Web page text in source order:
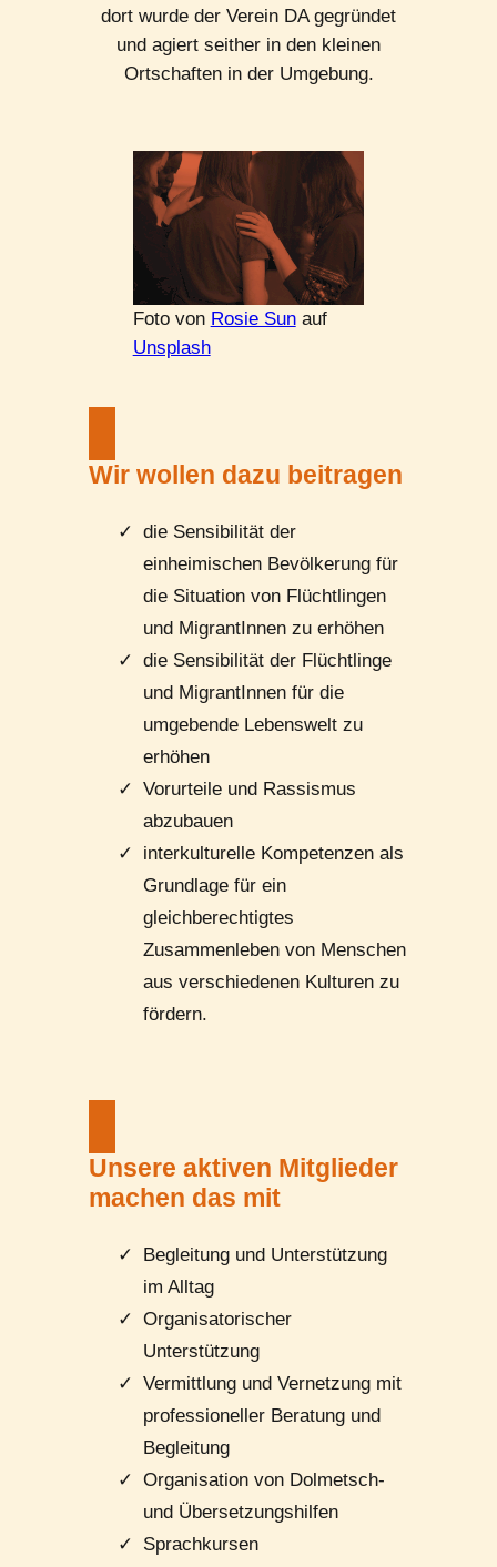
dort wurde der Verein DA gegründet
und agiert seither in den kleinen
Ortschaften in der Umgebung.
Foto von Rosie Sunauf
Unsplash
Wir wollen dazu beitragen
die Sensibilität der
einheimischen Bevölkerung für
die Situation von Flüchtlingen
und MigrantInnen zu erhöhen
die Sensibilität der Flüchtlinge
und MigrantInnen für die
umgebende Lebenswelt zu
erhöhen
Vorurteile und Rassismus
abzubauen
interkulturelle Kompetenzen als
Grundlage für ein
gleichberechtigtes
Zusammenleben von Menschen
aus verschiedenen Kulturen zu
fördern.
Unsere aktiven Mitglieder
machen das mit
Begleitung und Unterstützung
im Alltag
Organisatorischer
Unterstützung
Vermittlung und Vernetzung mit
professioneller Beratung und
Begleitung
Organisation von Dolmetsch-
und Übersetzungshilfen
Sprachkursen